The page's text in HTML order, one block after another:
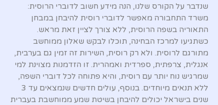
שנדבר על הקורס שלנו, הנה מידע חשוב לדוברי הרוסית:
משרד התחבורה מאפשר לדוברי רוסית להיבחן במבחן
התאוריה בשפה הרוסית, ללא צורך לציין זאת מראש.
כשתגיעו למרכז הבחינה, תוכלו לבקש שאלון ממוחשב
מתורגם לרוסית. ולא רק רוסית, השירות זה זמין גם בערבית,
אנגלית, צרפתית, ספרדית ואמהרית. זו הזדמנות מצוינת למי
שמרגיש נוח יותר עם רוסית, והיא פתוחה לכל דוברי השפה,
ללא תנאים מיוחדים. בנוסף, עולים חדשים שנמצאים עד 3
שנים בישראל יכולים להיבחן בשיטת שמע ממוחשבת בעברית